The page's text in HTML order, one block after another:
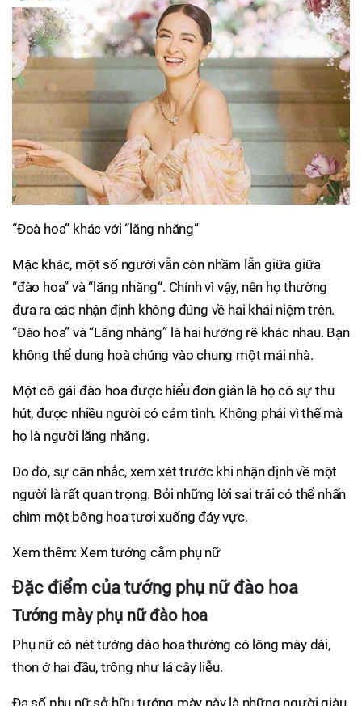
“Đoà hoa” khác với “lăng nhăng”
Mặc khác, một số người vẫn còn nhầm lẫn giữa giữa
“đào hoa” và “lăng nhăng“. Chính vì vậy, nên họ thường
đưa ra các nhận định không đúng về hai khái niệm trên.
“Đào hoa” và “Lăng nhăng” là hai hướng rẽ khác nhau. Bạn
không thể dung hoà chúng vào chung một mái nhà.
Một cô gái đào hoa được hiểu đơn giản là họ có sự thu
hút, được nhiều người có cảm tình. Không phải vì thế mà
họ là người lăng nhăng.
Do đó, sự cân nhắc, xem xét trước khi nhận định về một
người là rất quan trọng. Bởi những lời sai trái có thể nhấn
chìm một bông hoa tươi xuống đáy vực.
Xem thêm: Xem tướng cằm phụ nữ
Đặc điểm của tướng phụ nữ đào hoa
Tướng mày phụ nữ đào hoa
Phụ nữ có nét tướng đào hoa thường có lông mày dài,
thon ở hai đầu, trông như lá cây liễu.
Đa số phụ nữ sở hữu tướng mày này là những người giàu